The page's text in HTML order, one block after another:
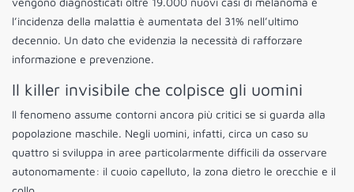
l’incidenza della malattia è aumentata del 31% nell’ultimo
decennio. Un dato che evidenzia la necessità di rafforzare
informazione e prevenzione.
Il killer invisibile che colpisce gli uomini
Il fenomeno assume contorni ancora più critici se si guarda alla
popolazione maschile. Negli uomini, infatti, circa un caso su
quattro si sviluppa in aree particolarmente difficili da osservare
autonomamente: il cuoio capelluto, la zona dietro le orecchie e il